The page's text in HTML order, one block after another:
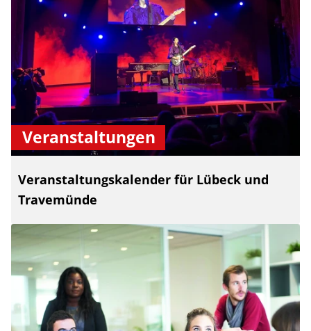
Veranstaltungen
Veranstaltungskalender für Lübeck und
Travemünde